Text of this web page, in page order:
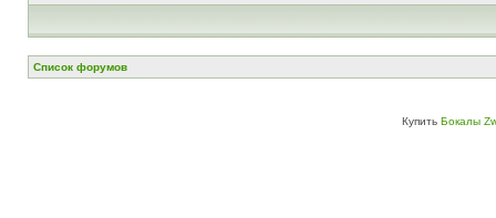
Список форумов
Купить Бокалы